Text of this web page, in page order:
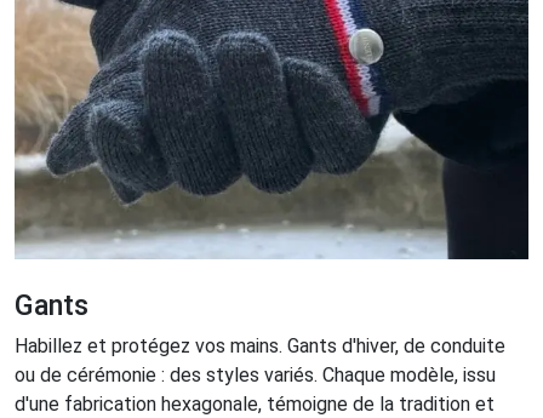
Gants
Habillez et protégez vos mains. Gants d'hiver, de conduite
ou de cérémonie : des styles variés. Chaque modèle, issu
d'une fabrication hexagonale, témoigne de la tradition et